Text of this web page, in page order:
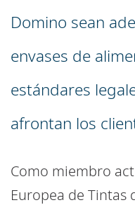
Domino sean
envases de
estándares
afrontan los
Como miembro
Europea de Tintas